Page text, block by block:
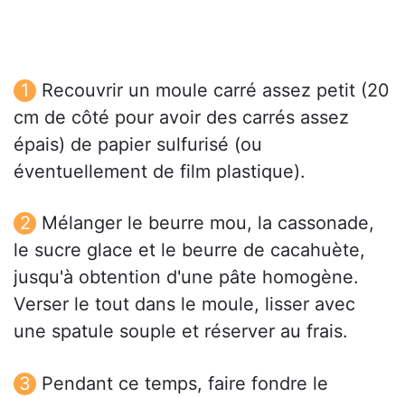
Recouvrir un moule carré assez petit (20
cm de côté pour avoir des carrés assez
épais) de papier sulfurisé (ou
éventuellement de film plastique).
Mélanger le beurre mou, la cassonade,
le sucre glace et le beurre de cacahuète,
jusqu'à obtention d'une pâte homogène.
Verser le tout dans le moule, lisser avec
une spatule souple et réserver au frais.
Pendant ce temps, faire fondre le